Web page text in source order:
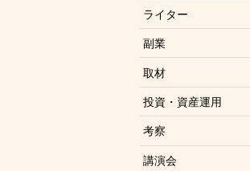
ライター
副業
取材
投資・資産運用
考察
講演会